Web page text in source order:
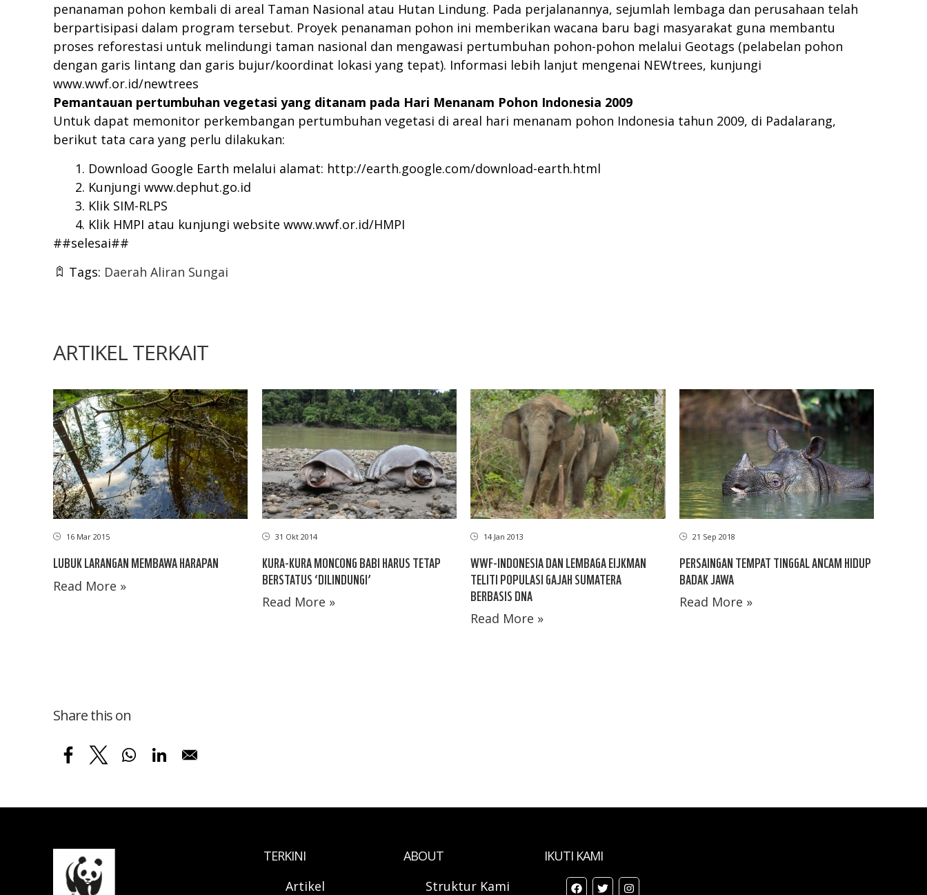
penanaman pohon kembali di areal Taman Nasional atau Hutan Lindung. Pada perjalanannya, sejumlah lembaga dan perusahaan telah
berpartisipasi dalam program tersebut. Proyek penanaman pohon ini memberikan wacana baru bagi masyarakat guna membantu
proses reforestasi untuk melindungi taman nasional dan mengawasi pertumbuhan pohon-pohon melalui Geotags (pelabelan pohon
dengan garis lintang dan garis bujur/koordinat lokasi yang tepat). Informasi lebih lanjut mengenai NEWtrees, kunjungi
www.wwf.or.id/newtrees
Pemantauan pertumbuhan vegetasi yang ditanam pada Hari Menanam Pohon Indonesia 2009
Untuk dapat memonitor perkembangan pertumbuhan vegetasi di areal hari menanam pohon Indonesia tahun 2009, di Padalarang,
berikut tata cara yang perlu dilakukan:
Download Google Earth melalui alamat: http://earth.google.com/download-earth.html
Kunjungi www.dephut.go.id
Klik SIM-RLPS
Klik HMPI atau kunjungi website www.wwf.or.id/HMPI
##selesai##
Tags: Daerah Aliran Sungai
ARTIKEL TERKAIT
16 Mar 2015
LUBUK LARANGAN MEMBAWA HARAPAN
Read More »
31 Okt 2014
KURA-KURA MONCONG BABI HARUS TETAP
BERSTATUS ‘DILINDUNGI’
Read More »
14 Jan 2013
WWF-INDONESIA DAN LEMBAGA EIJKMAN
TELITI POPULASI GAJAH SUMATERA
BERBASIS DNA
Read More »
21 Sep 2018
PERSAINGAN TEMPAT TINGGAL ANCAM HIDUP
BADAK JAWA
Read More »
Share this on
TERKINI
Artikel
ABOUT
Struktur Kami
IKUTI KAMI